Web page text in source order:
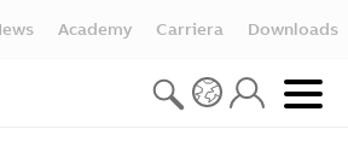
Academy Carriera Downloads